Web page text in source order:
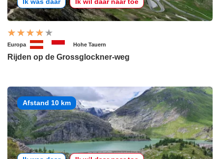
Europa Hohe Tauern
Rijden op de Grossglockner-weg
Afstand 10 km